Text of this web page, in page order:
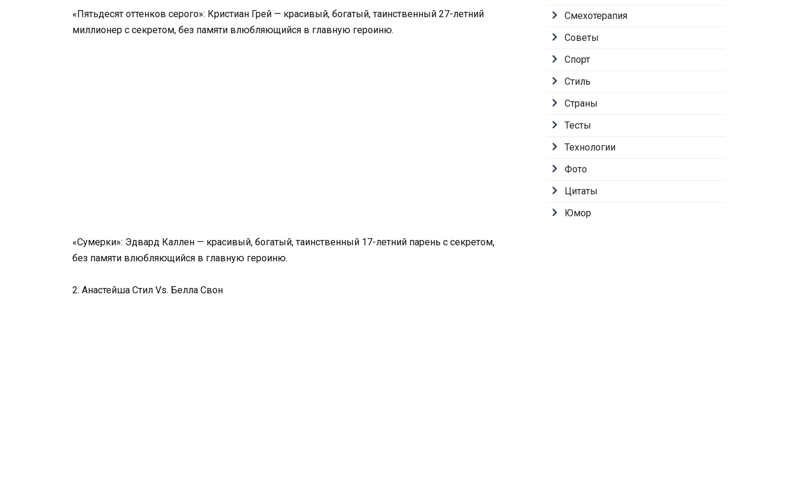
«Пятьдесят оттенков серого»: Кристиан Грей — красивый, богатый, таинственный 27-летний
миллионер с секретом, без памяти влюбляющийся в главную героиню.
«Сумерки»: Эдвард Каллен — красивый, богатый, таинственный 17-летний парень с секретом,
без памяти влюбляющийся в главную героиню.
2. Анастейша Стил Vs. Белла Свон
Смехотерапия
Советы
Спорт
Стиль
Страны
Тесты
Технологии
Фото
Цитаты
Юмор